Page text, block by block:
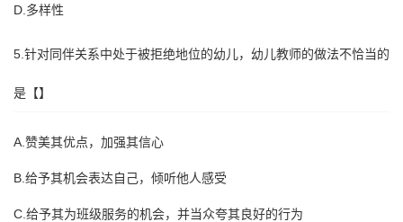
D.多样性
5.针对同伴关系中处于被拒绝地位的幼儿，幼儿教师的做法不恰当的
是【】
A.赞美其优点，加强其信心
B.给予其机会表达自己，倾听他人感受
C.给予其为班级服务的机会，并当众夸其良好的行为